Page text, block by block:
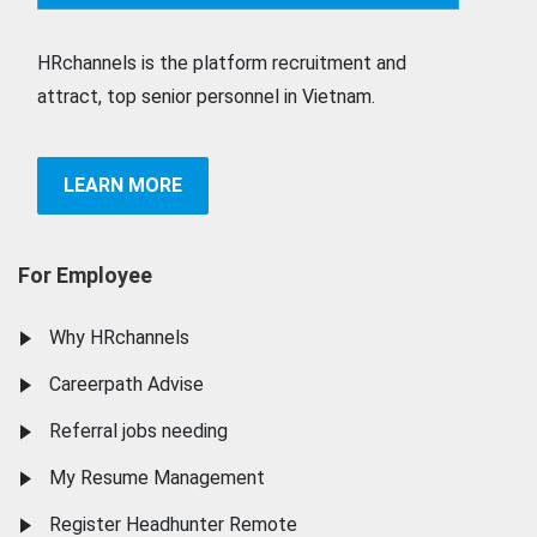
HRchannels is the platform recruitment and
attract, top senior personnel in Vietnam.
LEARN MORE
For Employee
Why HRchannels
Careerpath Advise
Referral jobs needing
My Resume Management
Register Headhunter Remote